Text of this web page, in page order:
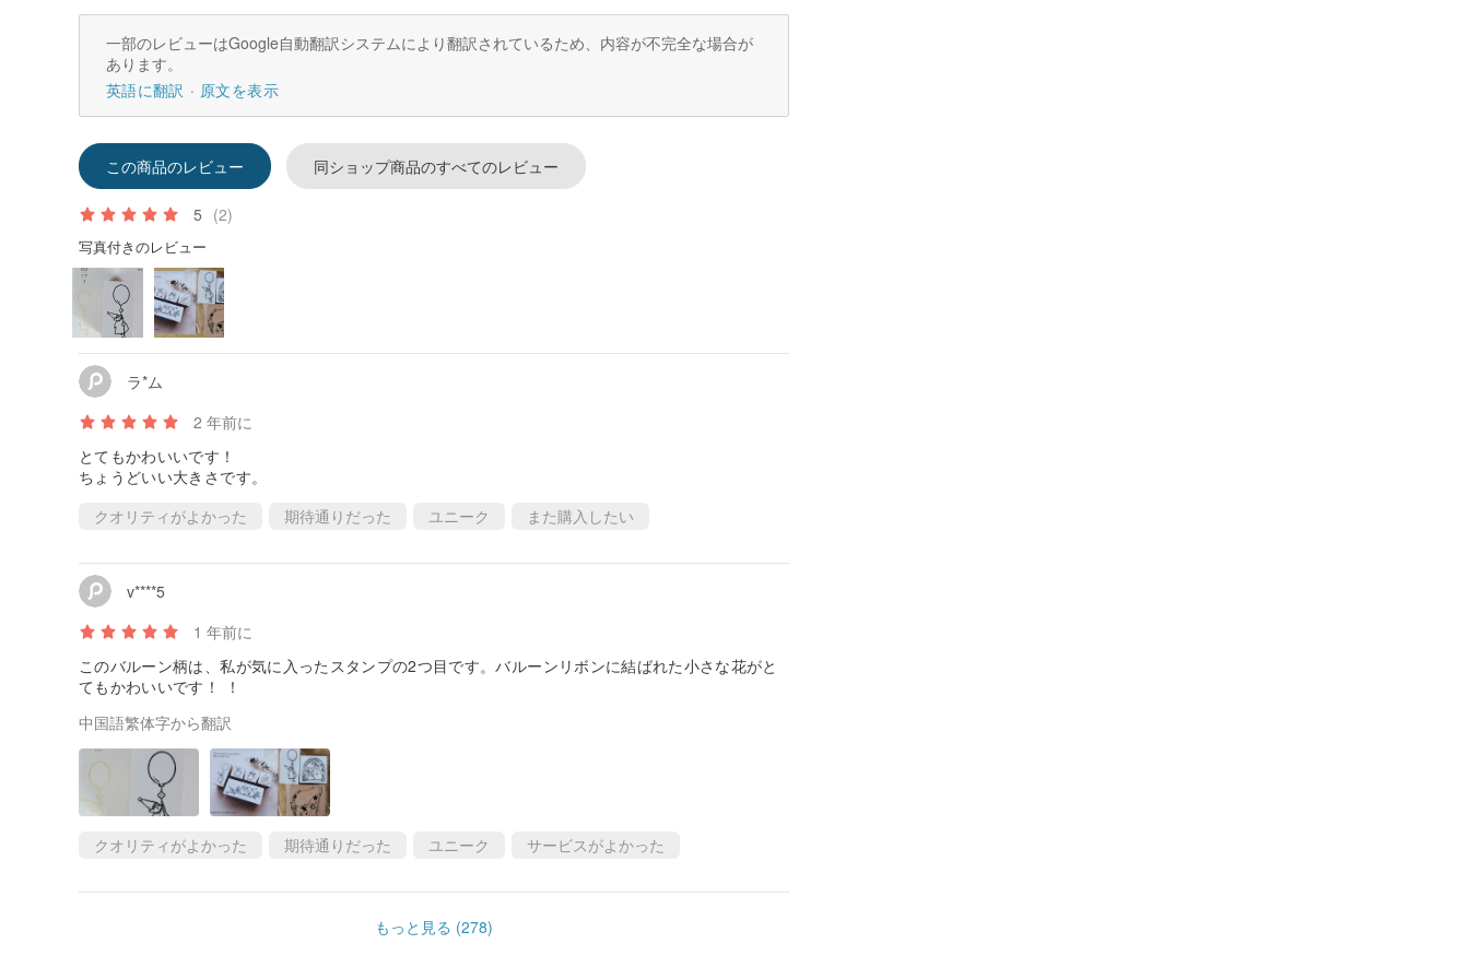
一部のレビューはGoogle自動翻訳システムにより翻訳されているため、内容が不完全な場合が
あります。
英語に翻訳
原文を表示
この商品のレビュー 同ショップ商品のすべてのレビュー
5 (2)
写真付きのレビュー
ラ*ム
2 年前に
とてもかわいいです！
ちょうどいい大きさです。
クオリティがよかった
期待通りだった ユニーク また購入したい
v****5
1 年前に
このバルーン柄は、私が気に入ったスタンプの2つ目です。バルーンリボンに結ばれた小さな花がと
てもかわいいです！ ！
中国語繁体字から翻訳
クオリティがよかった 期待通りだった ユニーク サービスがよかった
もっと見る (278)